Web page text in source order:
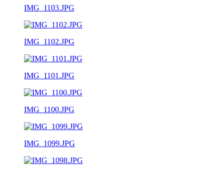
IMG_1103.JPG
IMG_1102.JPG
IMG_1101.JPG
IMG_1100.JPG
IMG_1099.JPG